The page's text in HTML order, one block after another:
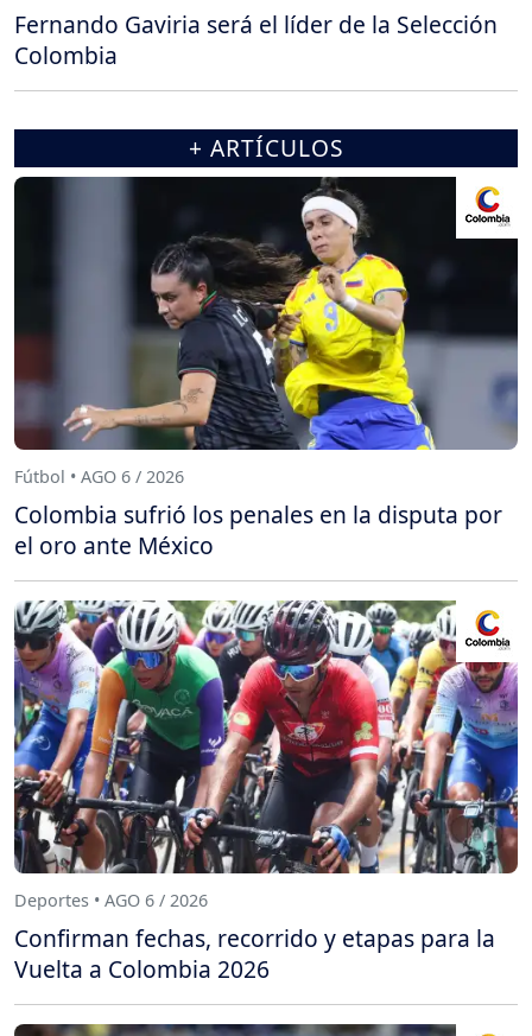
Fernando Gaviria será el líder de la Selección
Colombia
+ ARTÍCULOS
Fútbol • AGO 6 / 2026
Colombia sufrió los penales en la disputa por
el oro ante México
Deportes • AGO 6 / 2026
Confirman fechas, recorrido y etapas para la
Vuelta a Colombia 2026